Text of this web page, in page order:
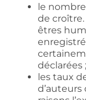
le
de croître.
êtres
déclarées ;
les taux